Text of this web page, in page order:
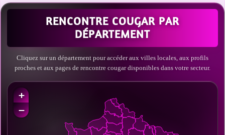
RENCONTRE COUGAR PAR
DÉPARTEMENT
Cliquez sur un département pour accéder aux villes locales, aux profils
proches et aux pages de rencontre cougar disponibles dans votre secteur.
+
−